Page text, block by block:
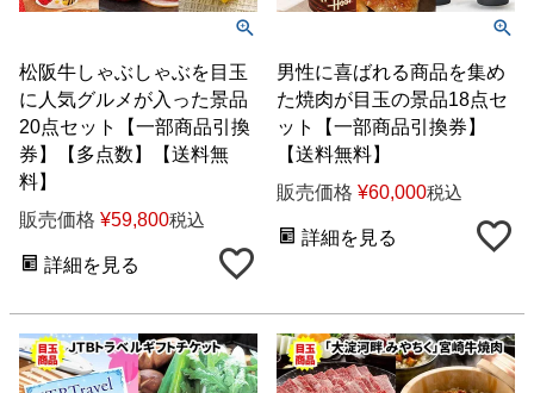
松阪牛しゃぶしゃぶを目玉
に人気グルメが入った景品
20点セット【一部商品引換
券】【多点数】【送料無
料】
販売価格 ¥59,800税込
詳細を見る
男性に喜ばれる商品を集め
た焼肉が目玉の景品18点セ
ット【一部商品引換券】
【送料無料】
販売価格 ¥60,000税込
詳細を見る